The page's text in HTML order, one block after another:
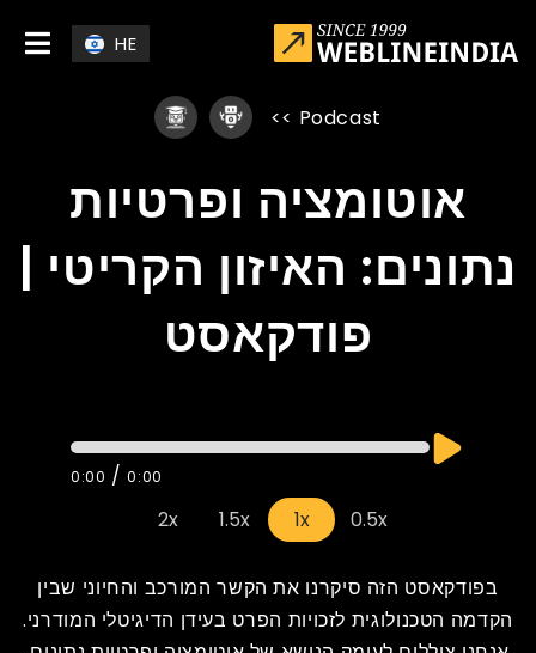
HE
Podcast
>>
אוטומציה ופרטיות
נתונים: האיזון הקריטי |
פודקאסט
0:00
/
0:00
0.5x
1x
1.5x
2x
בפודקאסט הזה סיקרנו את הקשר המורכב והחיוני שבין
הקדמה הטכנולוגית לזכויות הפרט בעידן הדיגיטלי המודרני.